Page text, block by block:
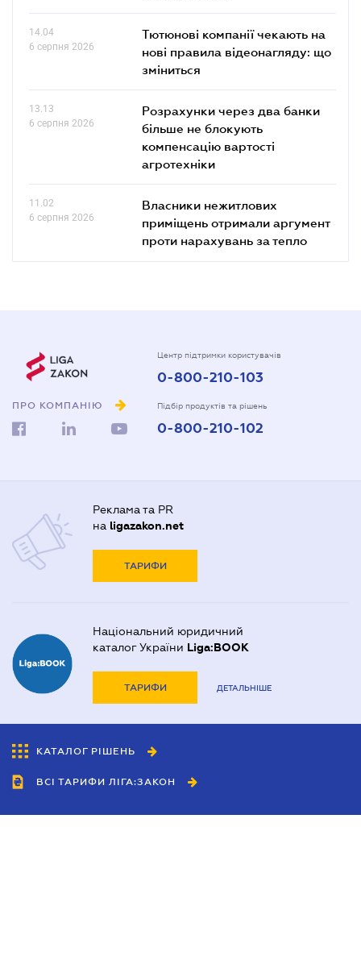
14.04
6 серпня 2026
Тютюнові компанії чекають на
нові правила відеонагляду: що
зміниться
13.13
6 серпня 2026
Розрахунки через два банки
більше не блокують
компенсацію вартості
агротехніки
11.02
6 серпня 2026
Власники нежитлових
приміщень отримали аргумент
проти нарахувань за тепло
ПРО КОМПАНІЮ
Центр підтримки користувачів
0-800-210-103
Підбір продуктів та рішень
0-800-210-102
Реклама та PR
на ligazakon.net
ТАРИФИ
Національний юридичний
каталог України Liga:BOOK
ТАРИФИ ДЕТАЛЬНІШЕ
КАТАЛОГ РІШЕНЬ
ВСІ ТАРИФИ ЛІГА:ЗАКОН